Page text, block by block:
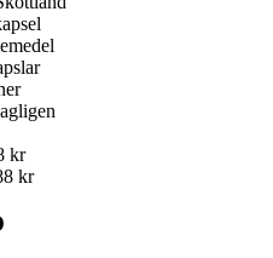
kr
kr